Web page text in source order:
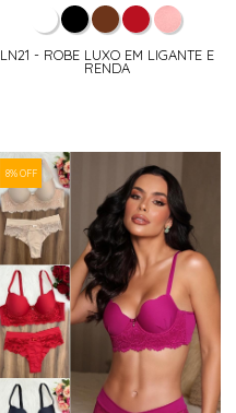
LN21 - ROBE LUXO EM LIGANTE E
RENDA
8% OFF